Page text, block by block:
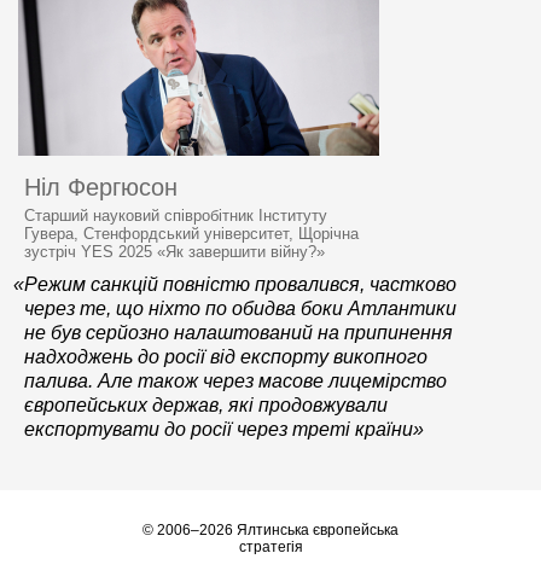
Ніл Фергюсон
Старший науковий співробітник Інституту
Гувера, Стенфордський університет, Щорічна
зустріч YES 2025 «Як завершити війну?»
«Режим санкцій повністю провалився, частково
через те, що ніхто по обидва боки Атлантики
не був серйозно налаштований на припинення
надходжень до росії від експорту викопного
палива. Але також через масове лицемірство
європейських держав, які продовжували
експортувати до росії через треті країни»
© 2006–2026 Ялтинська європейська
стратегія